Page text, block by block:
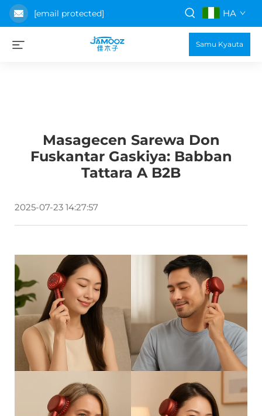
[email protected] HA
Samu Kyauta
Masagecen Sarewa Don
Fuskantar Gaskiya: Babban
Tattara A B2B
2025-07-23 14:27:57